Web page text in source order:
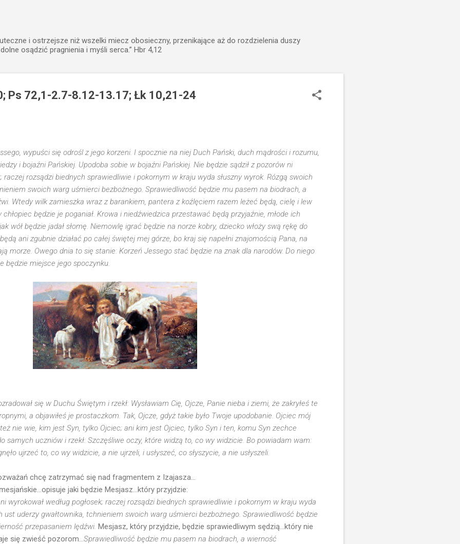
i ostrzejsze niż wszelki miecz obosieczny, przenikające aż do rozdzielenia duszy
osądzić pragnienia i myśli serca.” Hbr 4,12
Ps 72,1-2.7-8.12-13.17; Łk 10,21-24
wypuści się odrośl z jego korzeni. I spocznie na niej Duch Pański, duch mądrości i rozumu,
i bojaźni Pańskiej. Upodoba sobie w bojaźni Pańskiej. Nie będzie sądził z pozorów ni
raczej rozsądzi biednych sprawiedliwie i pokornym w kraju wyda słuszny wyrok. Rózgą swoich
swoich warg uśmierci bezbożnego. Sprawiedliwość będzie mu pasem na biodrach, a
Wtedy wilk zamieszka wraz z barankiem, pantera z koźlęciem razem leżeć będą, cielę i lew
chłopiec będzie je poganiał. Krowa i niedźwiedzica przestawać będą przyjaźnie, młode ich
wół będzie jadał słomę. Niemowlę igrać będzie na norze kobry, dziecko włoży swą rękę do
ani zgubnie działać po całej świętej mej górze, bo kraj się napełni znajomością Pana, na
morze. Owego dnia to się stanie: Korzeń Jessego stać będzie na znak dla narodów. Do niego
będzie miejsce jego spoczynku.
się w Duchu Świętym i rzekł: Wysławiam Cię, Ojcze, Panie nieba i ziemi, że zakryłeś te
a objawiłeś je prostaczkom. Tak, Ojcze, gdyż takie było Twoje upodobanie. Ojciec mój
nie wie, kim jest Syn, tylko Ojciec; ani kim jest Ojciec, tylko Syn i ten, komu Syn zechce
samych uczniów i rzekł: Szczęśliwe oczy, które widzą to, co wy widzicie. Bo powiadam wam:
ujrzeć to, co wy widzicie, a nie ujrzeli, i usłyszeć, co słyszycie, a nie usłyszeli.
chcę zatrzymać się nad fragmentem z Izajasza...
jaki będzie Mesjasz...który przyjdzie:
wyrokował według pogłosek; raczej rozsądzi biednych sprawiedliwie i pokornym w kraju wyda
ust uderzy gwałtownika, tchnieniem swoich warg uśmierci bezbożnego. Sprawiedliwość będzie
przepasaniem lędźwi. Mesjasz, który przyjdzie, będzie sprawiedliwym sędzią...który nie
się zwieść pozorom... Sprawiedliwość będzie mu pasem na biodrach, a wierność